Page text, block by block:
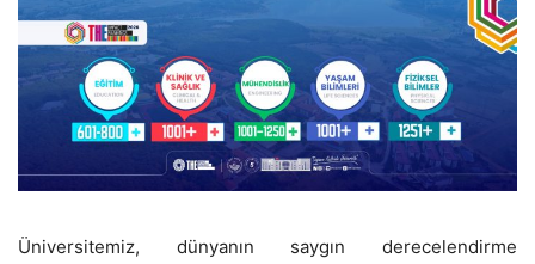
Üniversitemiz, dünyanın saygın derecelendirme